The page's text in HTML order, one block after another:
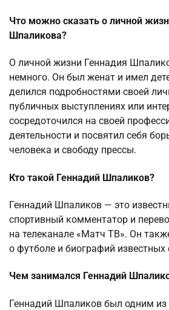
Что можно сказать о личной
Шпаликова?
О личной жизни Геннадия
немного. Он был женат и имел
делился подробностями своей
публичных выступлениях или
сосредоточился на своей
деятельности и посвятил себя
человека и свободу прессы.
Кто такой Геннадий Шпаликов?
Геннадий Шпаликов — это
спортивный комментатор и
на телеканале «Матч ТВ». Он
о футболе и биографий известных
Чем занимался Геннадий
Геннадий Шпаликов был одним